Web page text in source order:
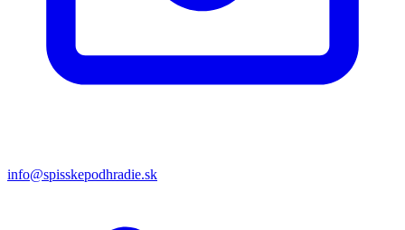
info@spisskepodhradie.sk